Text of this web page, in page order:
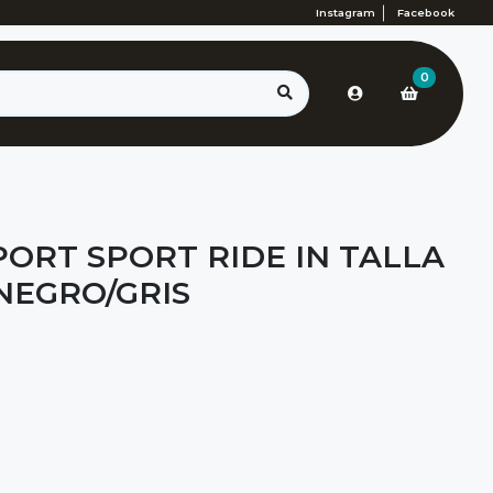
Instagram Facebook
0
SPORT RIDE IN TALLA
GRIS